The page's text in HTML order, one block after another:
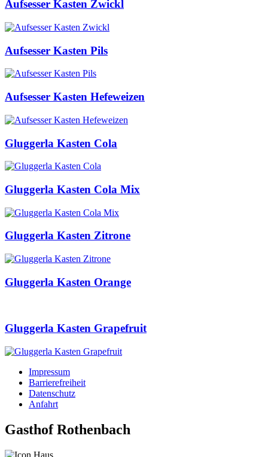
Aufsesser Kasten Zwickl
Aufsesser Kasten Pils
Aufsesser Kasten Hefeweizen
Gluggerla Kasten Cola
Gluggerla Kasten Cola Mix
Gluggerla Kasten Zitrone
Gluggerla Kasten Orange
Gluggerla Kasten Grapefruit
Impressum
Barrierefreiheit
Datenschutz
Anfahrt
Gasthof Rothenbach